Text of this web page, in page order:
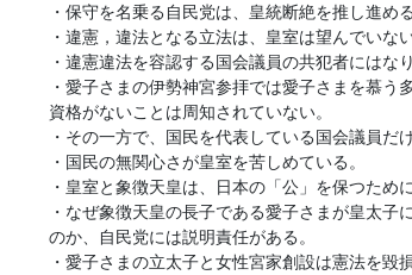
・保守を名乗る自民党は、皇統断絶を推し進め
・違憲，違法となる立法は、皇室は望んでいない
・違憲違法を容認する国会議員の共犯者にはな
・愛子さまの伊勢神宮参拝では愛子さまを慕
資格がないことは周知されていない。
・その一方で、国民を代表している国会議員だ
・国民の無関心さが皇室を苦しめている。
・皇室と象徴天皇は、日本の「公」を保つため
・なぜ象徴天皇の長子である愛子さまが皇太
のか、自民党には説明責任がある。
・愛子さまの立太子と女性宮家創設は憲法を毀